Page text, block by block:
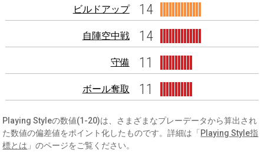
ビルドアップ 14
自陣空中戦 14
守備 11
ボール奪取 11
Playing Styleの数値(1-20)は、さまざまなプレーデータから算出され
た数値の偏差値をポイント化したものです。詳細は「 Playing Style指
標とは 」のページをご覧ください。